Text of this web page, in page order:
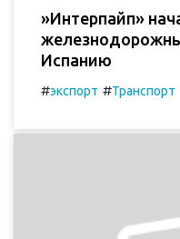
»Интерпайп»
Испанию
#экспорт #Транспорт